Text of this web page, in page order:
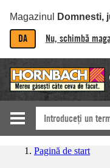
Magazinul Domnesti,
DA Nu, schimbă
Pagină de start